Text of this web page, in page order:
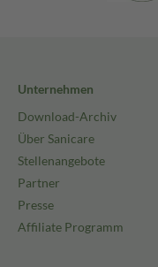
Unternehmen
Download-Archiv
Über Sanicare
Stellenangebote
Partner
Presse
Affiliate Programm